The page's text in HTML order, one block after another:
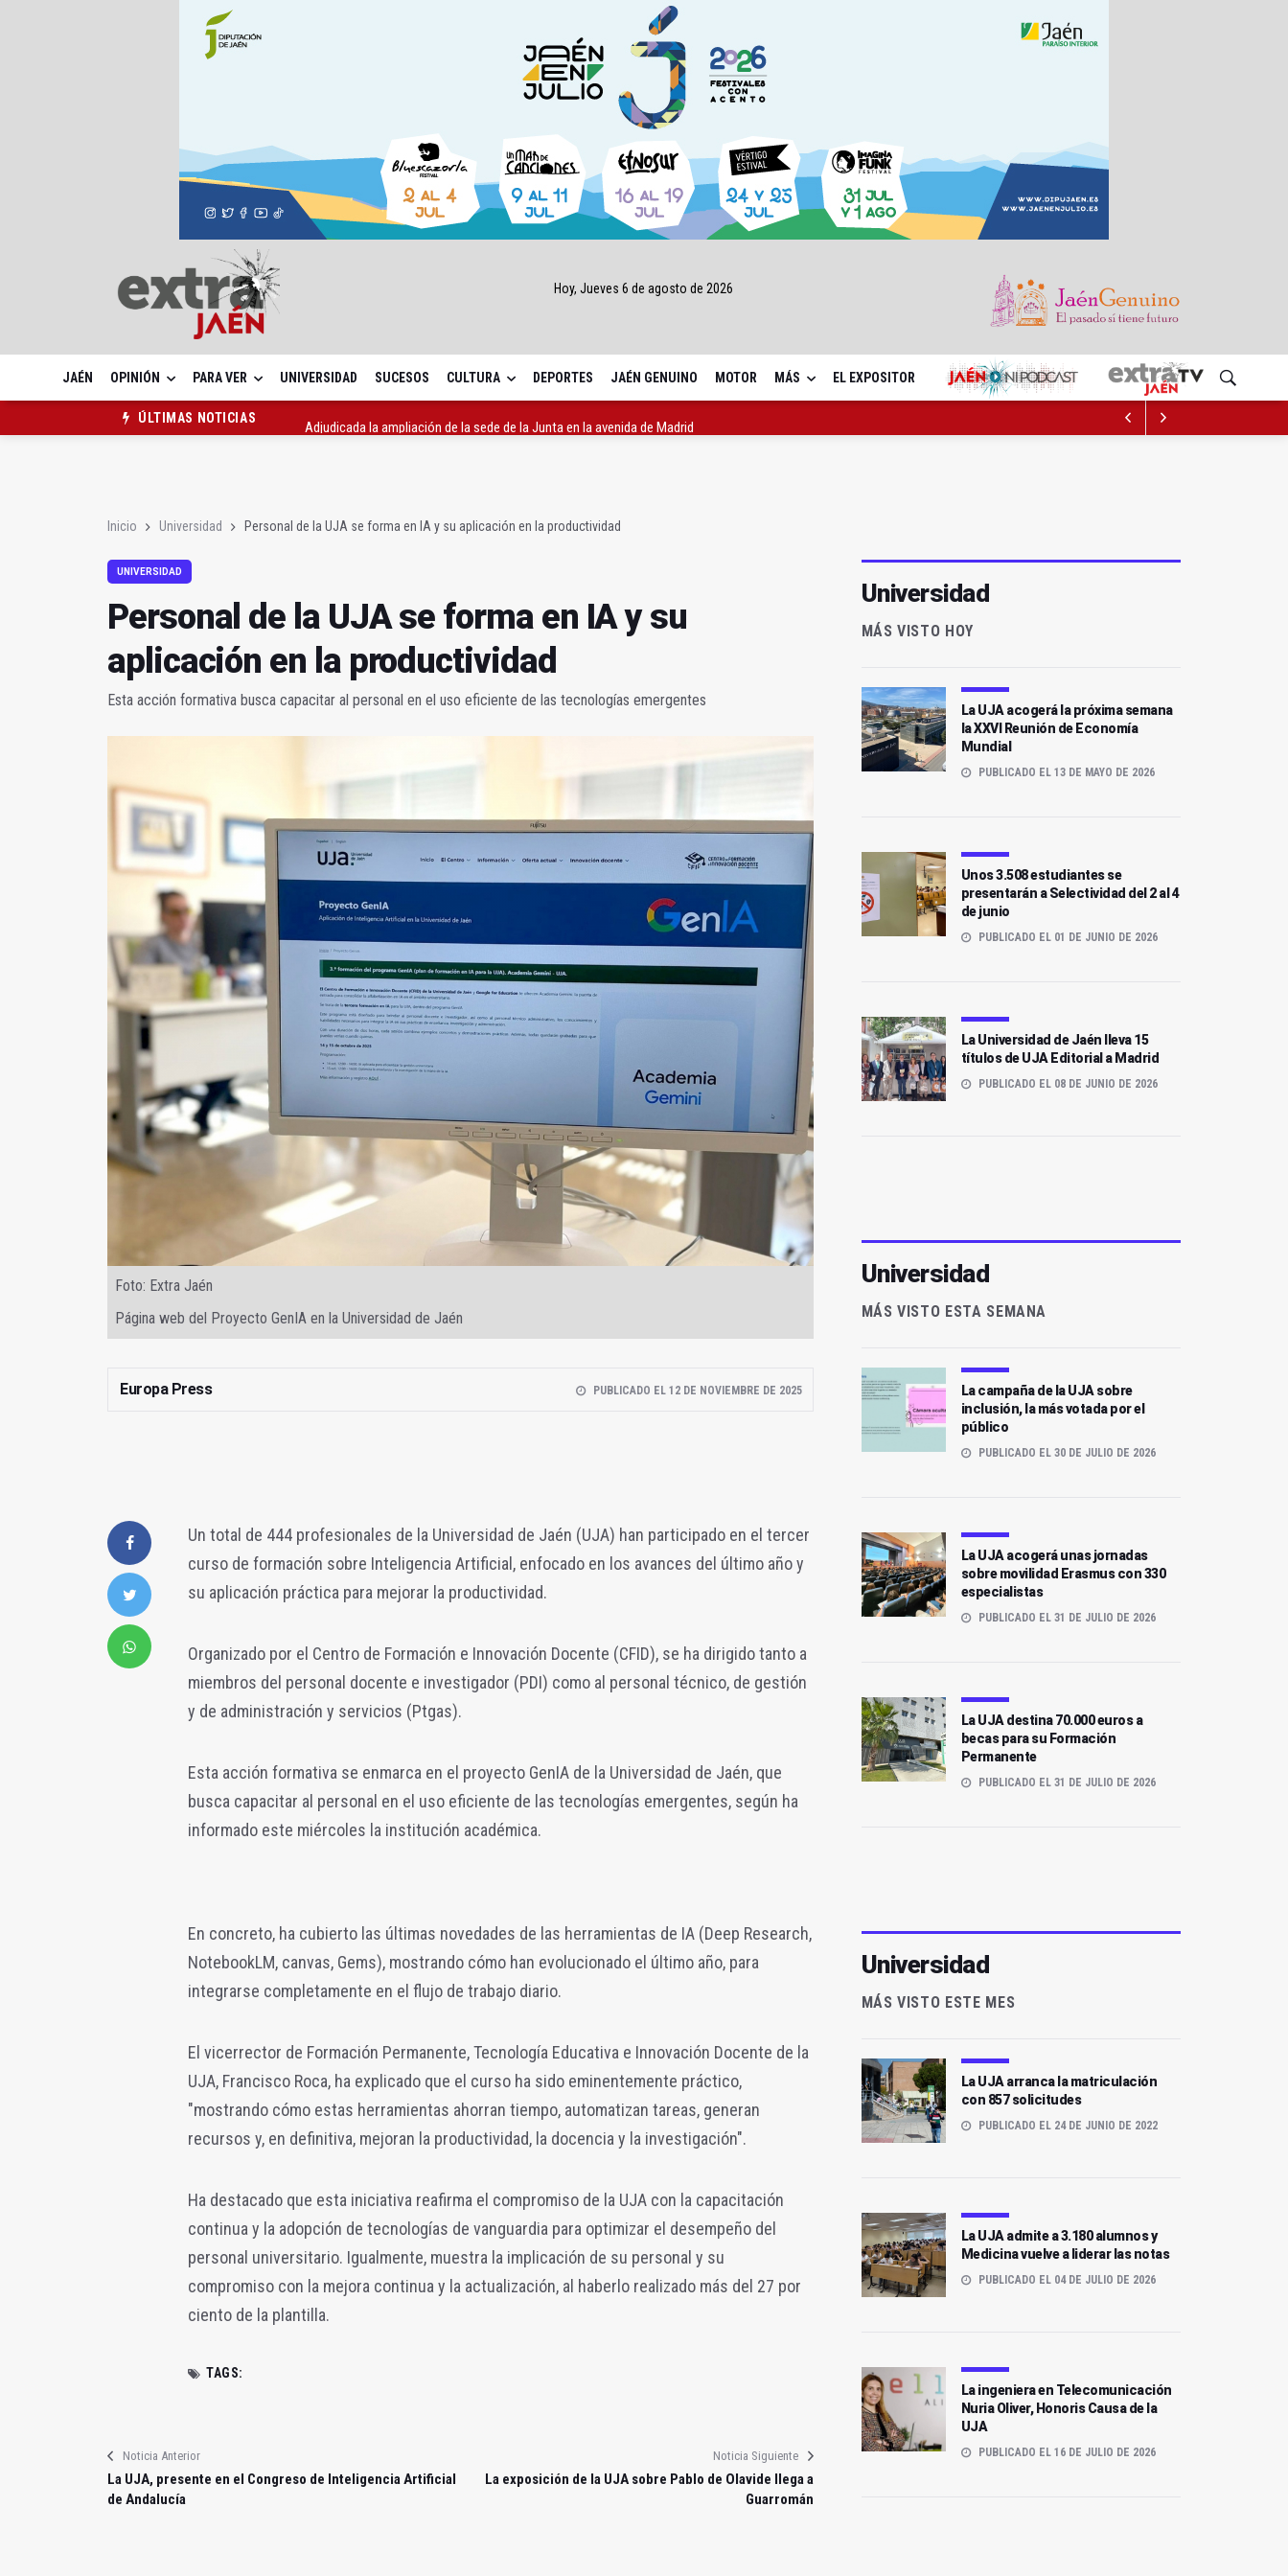
Hoy, Jueves 6 de agosto de 2026
JAÉN OPINIÓN PARA VER UNIVERSIDAD SUCESOS CULTURA DEPORTES JAÉN GENUINO MOTOR MÁS EL EXPOSITOR
ÚLTIMAS NOTICIAS
Adjudicada la ampliación de la sede de la Junta en la avenida de Madrid
Inicio Universidad Personal de la UJA se forma en IA y su aplicación en la productividad
UNIVERSIDAD
Personal de la UJA se forma en IA y su
aplicación en la productividad
Esta acción formativa busca capacitar al personal en el uso eficiente de las tecnologías emergentes
Foto: Extra Jaén
Página web del Proyecto GenIA en la Universidad de Jaén
Europa Press PUBLICADO EL 12 DE NOVIEMBRE DE 2025
Un total de 444 profesionales de la Universidad de Jaén (UJA) han participado en el tercer
curso de formación sobre Inteligencia Artificial, enfocado en los avances del último año y
su aplicación práctica para mejorar la productividad.
Organizado por el Centro de Formación e Innovación Docente (CFID), se ha dirigido tanto a
miembros del personal docente e investigador (PDI) como al personal técnico, de gestión
y de administración y servicios (Ptgas).
Esta acción formativa se enmarca en el proyecto GenIA de la Universidad de Jaén, que
busca capacitar al personal en el uso eficiente de las tecnologías emergentes, según ha
informado este miércoles la institución académica.
En concreto, ha cubierto las últimas novedades de las herramientas de IA (Deep Research,
NotebookLM, canvas, Gems), mostrando cómo han evolucionado el último año, para
integrarse completamente en el flujo de trabajo diario.
El vicerrector de Formación Permanente, Tecnología Educativa e Innovación Docente de la
UJA, Francisco Roca, ha explicado que el curso ha sido eminentemente práctico,
"mostrando cómo estas herramientas ahorran tiempo, automatizan tareas, generan
recursos y, en definitiva, mejoran la productividad, la docencia y la investigación".
Ha destacado que esta iniciativa reafirma el compromiso de la UJA con la capacitación
continua y la adopción de tecnologías de vanguardia para optimizar el desempeño del
personal universitario. Igualmente, muestra la implicación de su personal y su
compromiso con la mejora continua y la actualización, al haberlo realizado más del 27 por
ciento de la plantilla.
TAGS:
Noticia Anterior
La UJA, presente en el Congreso de Inteligencia Artificial
de Andalucía
Noticia Siguiente
La exposición de la UJA sobre Pablo de Olavide llega a
Guarromán
Universidad
MÁS VISTO HOY
La UJA acogerá la próxima semana
la XXVI Reunión de Economía
Mundial
PUBLICADO EL 13 DE MAYO DE 2026
Unos 3.508 estudiantes se
presentarán a Selectividad del 2 al 4
de junio
PUBLICADO EL 01 DE JUNIO DE 2026
La Universidad de Jaén lleva 15
títulos de UJA Editorial a Madrid
PUBLICADO EL 08 DE JUNIO DE 2026
Universidad
MÁS VISTO ESTA SEMANA
La campaña de la UJA sobre
inclusión, la más votada por el
público
PUBLICADO EL 30 DE JULIO DE 2026
La UJA acogerá unas jornadas
sobre movilidad Erasmus con 330
especialistas
PUBLICADO EL 31 DE JULIO DE 2026
La UJA destina 70.000 euros a
becas para su Formación
Permanente
PUBLICADO EL 31 DE JULIO DE 2026
Universidad
MÁS VISTO ESTE MES
La UJA arranca la matriculación
con 857 solicitudes
PUBLICADO EL 24 DE JUNIO DE 2022
La UJA admite a 3.180 alumnos y
Medicina vuelve a liderar las notas
PUBLICADO EL 04 DE JULIO DE 2026
La ingeniera en Telecomunicación
Nuria Oliver, Honoris Causa de la
UJA
PUBLICADO EL 16 DE JULIO DE 2026